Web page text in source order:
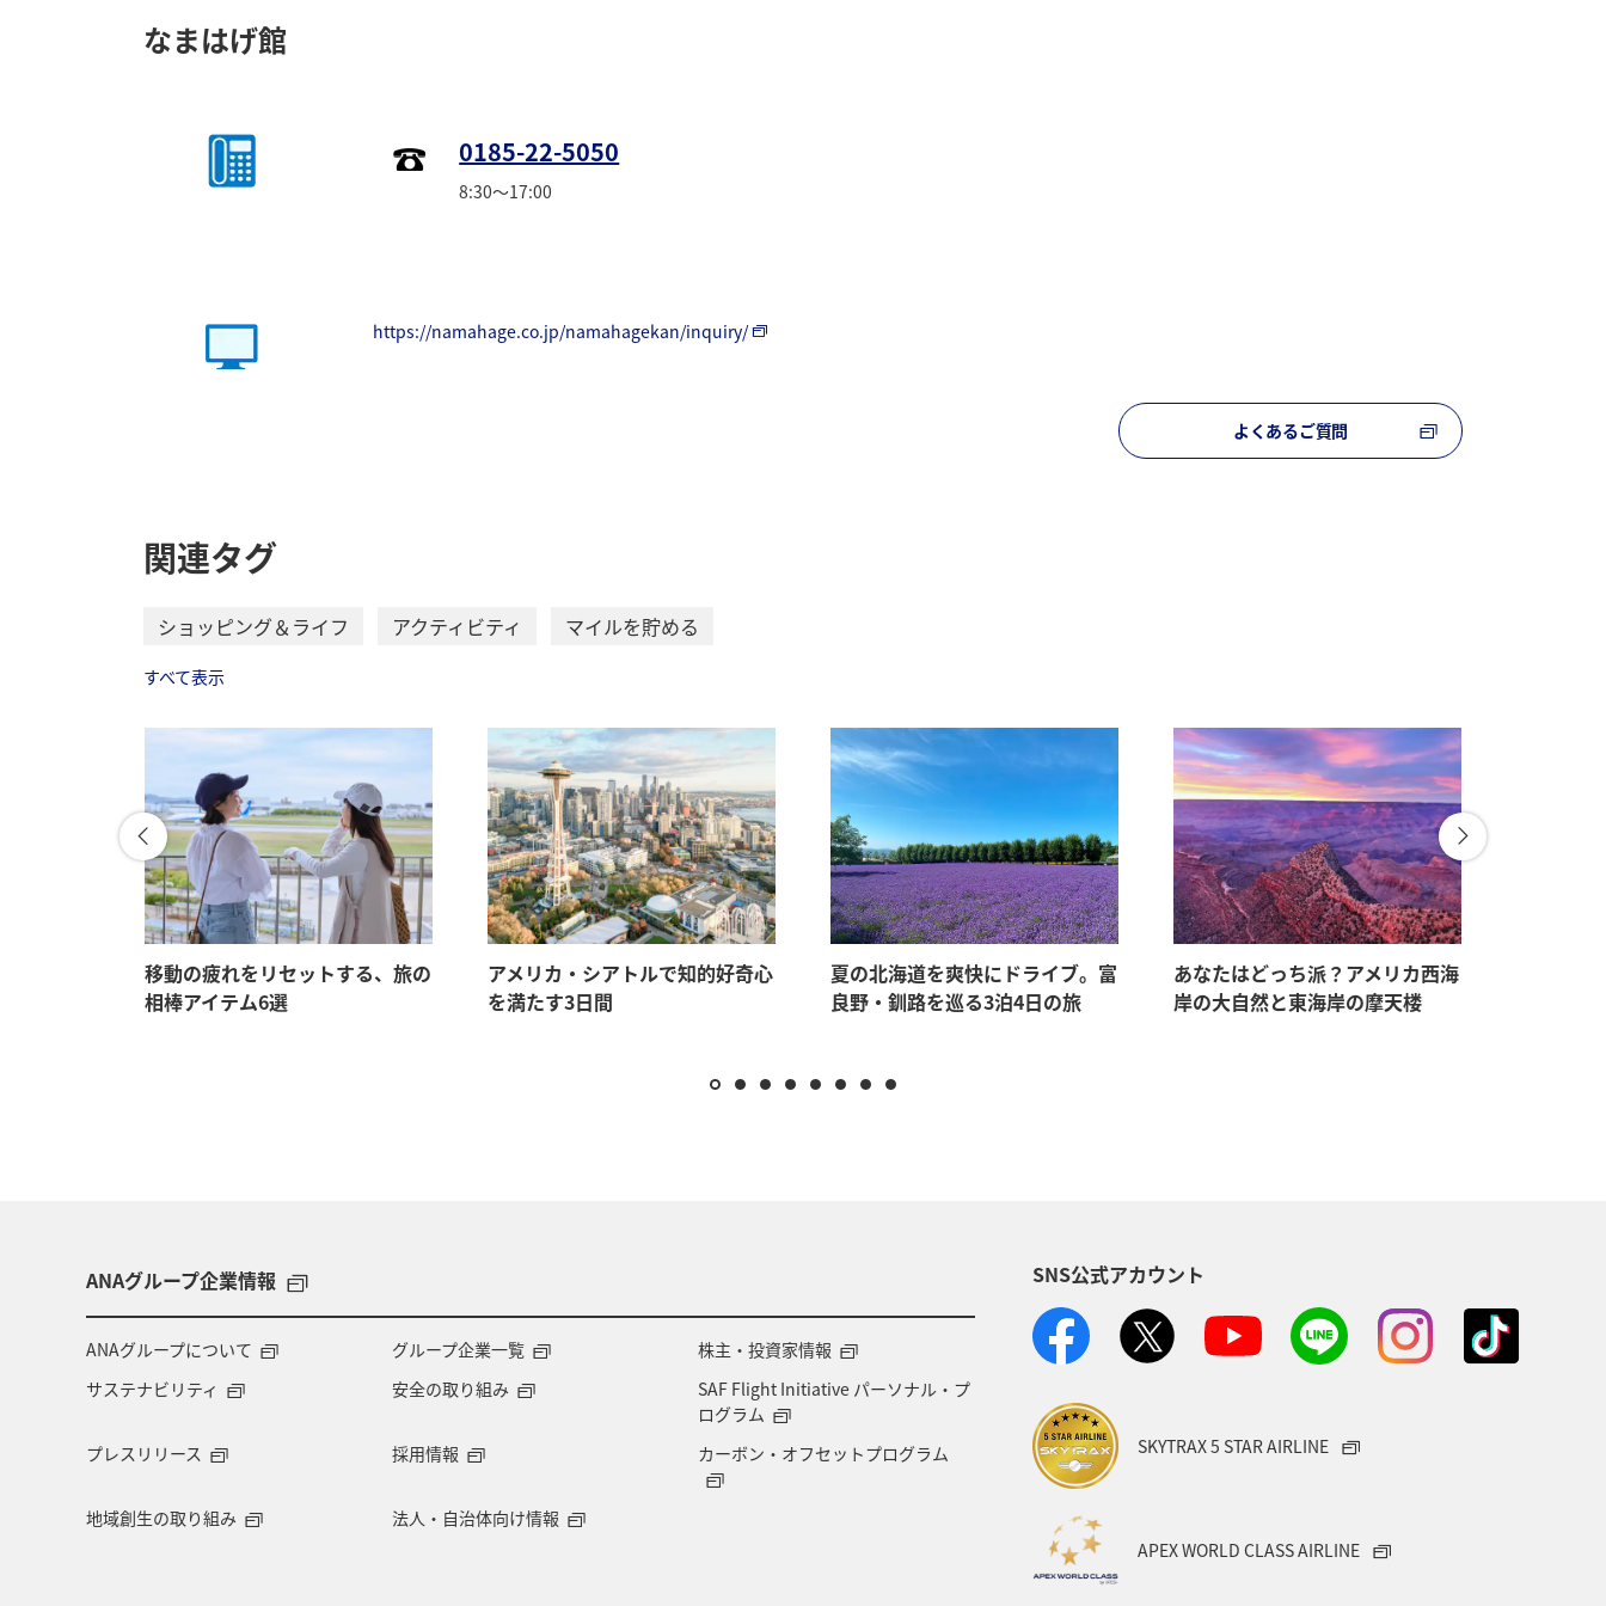
なまはげ館
0185-22-5050
8:30～17:00
https://namahage.co.jp/namahagekan/inquiry/
よくあるご質問
関連タグ
ショッピング＆ライフ アクティビティ マイルを貯める
すべて表示
移動の疲れをリセットする、旅の
相棒アイテム6選
アメリカ・シアトルで知的好奇心
を満たす3日間
夏の北海道を爽快にドライブ。富
良野・釧路を巡る3泊4日の旅
あなたはどっち派？アメリカ西海
岸の大自然と東海岸の摩天楼
ANAグループ企業情報
ANAグループについて グループ企業一覧
株主・投資家情報
サステナビリティ
安全の取り組み
SAF Flight Initiative パーソナル・プ
ログラム
プレスリリース
採用情報 カーボン・オフセットプログラム
地域創生の取り組み 法人・自治体向け情報
SNS公式アカウント
SKYTRAX 5 STAR AIRLINE
APEX WORLD CLASS AIRLINE